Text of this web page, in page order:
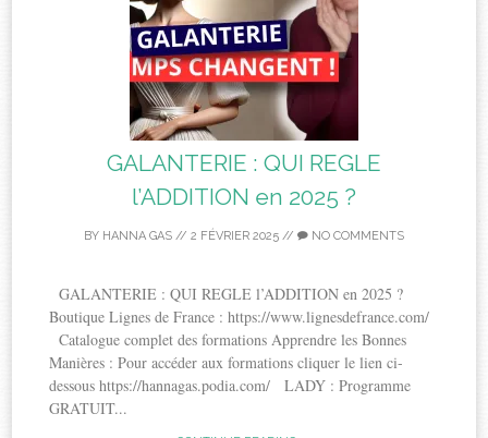
GALANTERIE : QUI REGLE
l’ADDITION en 2025 ?
BY HANNA GAS // 2 FÉVRIER 2025 // NO COMMENTS
GALANTERIE : QUI REGLE l’ADDITION en 2025 ?
Boutique Lignes de France : https://www.lignesdefrance.com/
Catalogue complet des formations Apprendre les Bonnes
Manières : Pour accéder aux formations cliquer le lien ci-
dessous https://hannagas.podia.com/ LADY : Programme
GRATUIT...